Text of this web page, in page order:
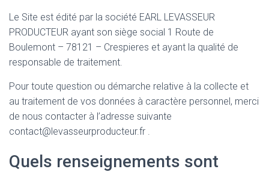
Le Site est édité par la société EARL LEVASSEUR
PRODUCTEUR ayant son siège social 1 Route de
Boulemont – 78121 – Crespieres et ayant la qualité de
responsable de traitement.
Pour toute question ou démarche relative à la collecte et
au traitement de vos données à caractère personnel, merci
de nous contacter à l’adresse suivante
contact@levasseurproducteur.fr .
Quels renseignements sont